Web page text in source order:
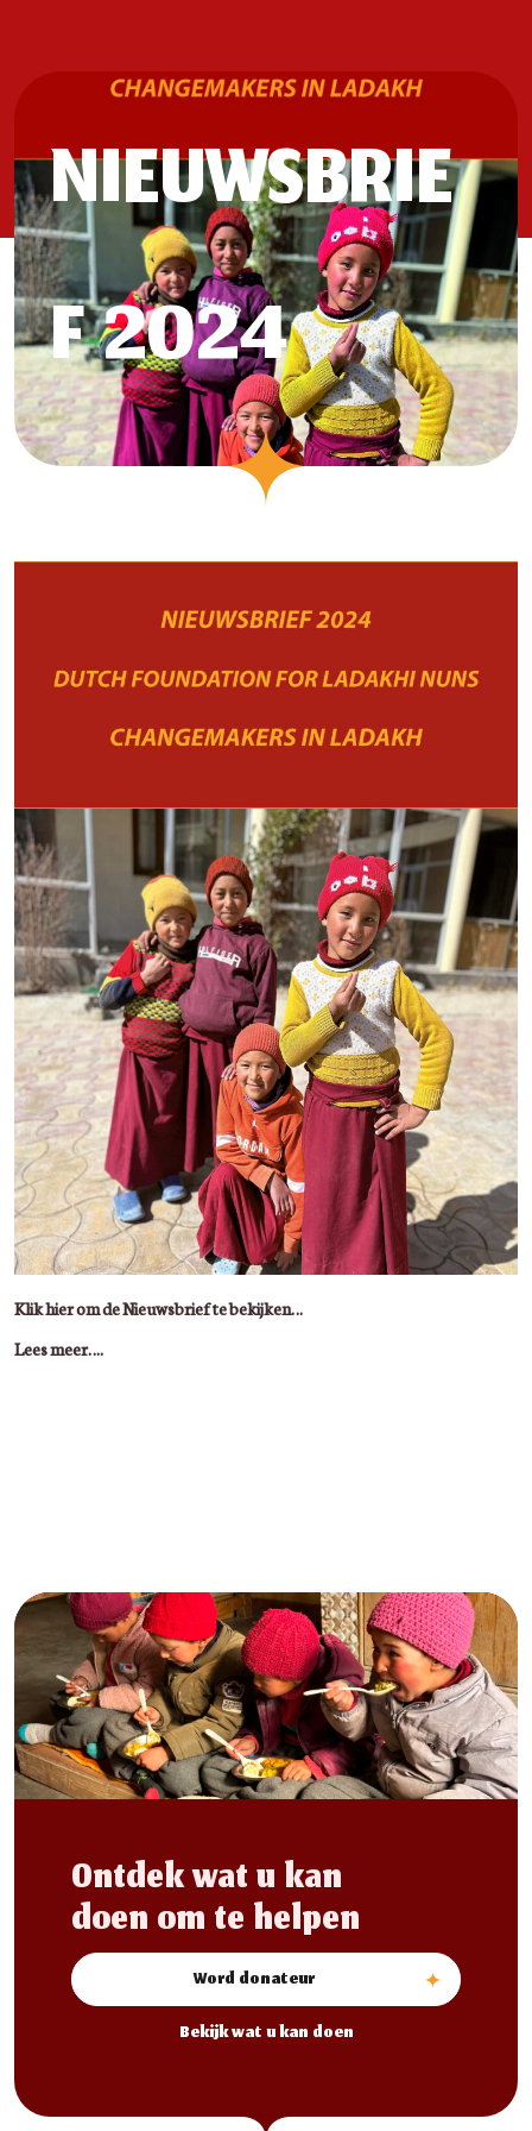
NIEUWSBRIE
F 2024
Klik hier om de Nieuwsbrief te bekijken…
Lees meer….
Ontdek wat u kan
doen om te helpen
Word donateur
Bekijk wat u kan doen